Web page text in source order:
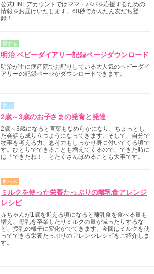
公式LINEアカウントではママ・パパを応援するための
情報をお届けいたします。60秒でかんたん友だち登
録！
得する
明治 ベビーダイアリー記録ページダウンロード
明治が主に病産院でお配りしている大人気のベビーダイ
アリーの記録ページがダウンロードできます。
学ぶ
2歳～3歳のお子さまの発育と発達
2歳～3歳になると言葉もなめらかになり、ちょっとし
た会話も成り立つようになってきます。そして、自分で
物事を考える力、思考力もしっかり身に付いてくる頃で
す。ひとりでできることも増えてくるので、できた時に
は「できたね！」とたくさんほめることも大事です。
食べる
ミルクを使った栄養たっぷりの離乳食アレンジ
レシピ
赤ちゃんが1歳を迎える頃になると離乳食を食べる量も
増え、母乳を卒業したりミルクの量が減ったりするな
ど、授乳の様子に変化がでてきます。今回はミルクを使
ってできる栄養たっぷりのアレンジレシピをご紹介しま
す。